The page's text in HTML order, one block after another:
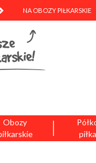
NA OBOZY PIŁKARSKIE
Obozy
|